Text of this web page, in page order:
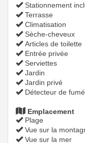
Stationnement
Terrasse
Climatisation
Sèche-cheveux
Articles de toilette
Entrée privée
Serviettes
Jardin
Jardin privé
Détecteur de
Emplacement
Plage
Vue sur la
Vue sur la mer